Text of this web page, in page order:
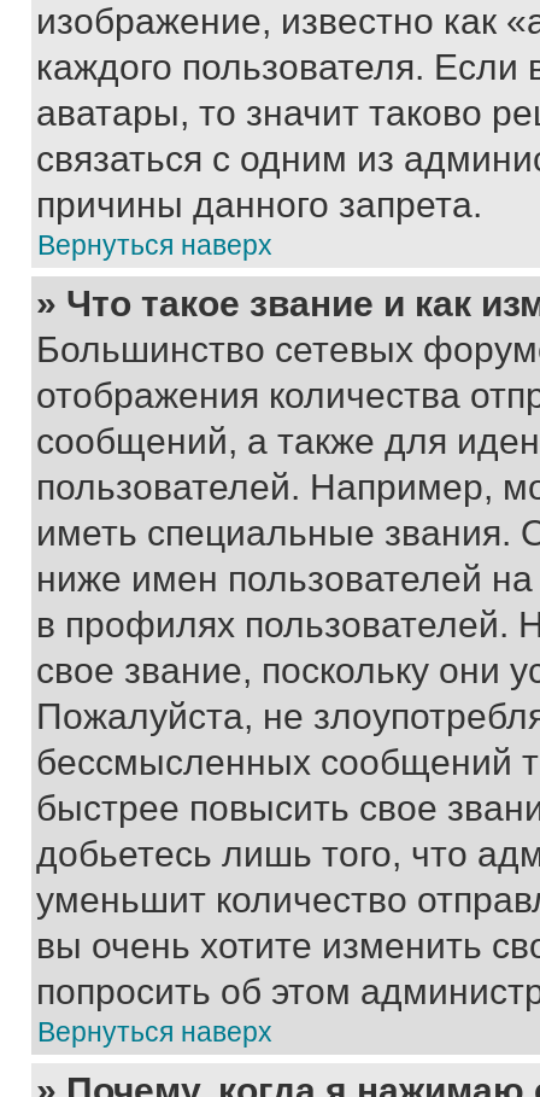
изображение, известно как
каждого пользователя.
аватары, то значит таково
связаться с одним из
причины данного запрета.
Вернуться наверх
» Что такое звание и как
Большинство сетевых
отображения количества
сообщений, а также для
пользователей. Например,
иметь специальные звания.
ниже имен пользователей
в профилях
свое звание, поскольку они
Пожалуйста, не
бессмысленных сообщений
быстрее повысить свое
добьетесь лишь того, что
уменьшит количество
вы очень хотите изменить
попросить об этом
Вернуться наверх